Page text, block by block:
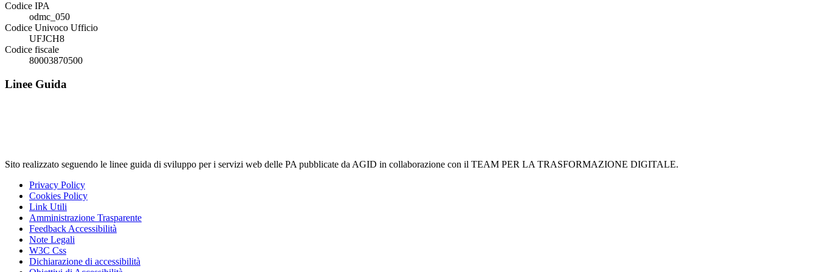
Codice IPA
odmc_050
Codice Univoco Ufficio
UFJCH8
Codice fiscale
80003870500
Linee Guida
Sito realizzato seguendo le linee guida di sviluppo per i servizi web delle PA pubblicate da AGID in collaborazione con il TEAM PER LA TRASFORMAZIONE DIGITALE.
Privacy Policy
Cookies Policy
Link Utili
Amministrazione Trasparente
Feedback Accessibilità
Note Legali
W3C Css
Dichiarazione di accessibilità